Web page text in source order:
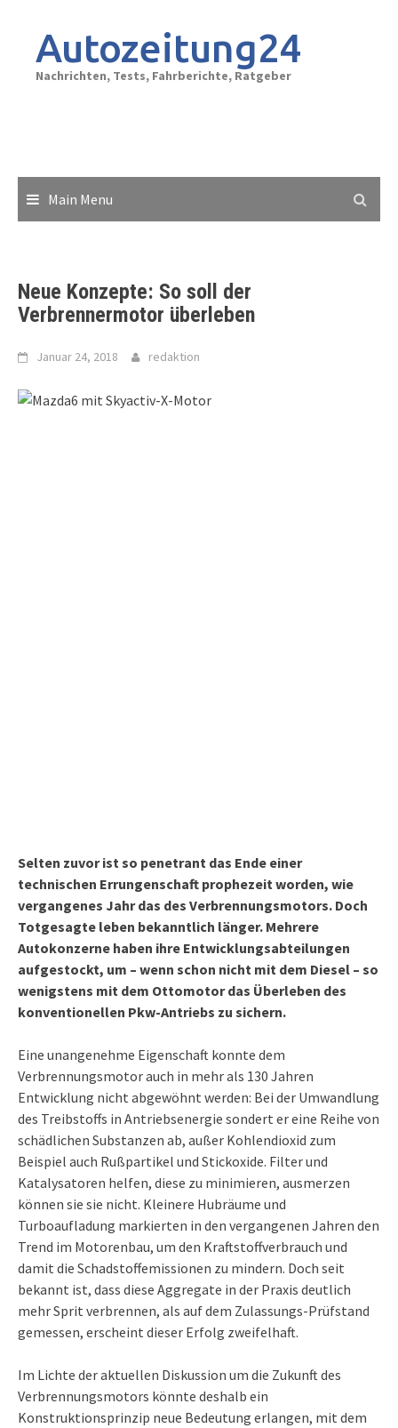
contentAutozeitung24
Nachrichten, Tests, Fahrberichte, Ratgeber
Main Menu
Neue Konzepte: So soll der
Verbrennermotor überleben
Januar 24, 2018 redaktion
Selten zuvor ist so penetrant das Ende einer
technischen Errungenschaft prophezeit worden, wie
vergangenes Jahr das des Verbrennungsmotors. Doch
Totgesagte leben bekanntlich länger. Mehrere
Autokonzerne haben ihre Entwicklungsabteilungen
aufgestockt, um – wenn schon nicht mit dem Diesel – so
wenigstens mit dem Ottomotor das Überleben des
konventionellen Pkw-Antriebs zu sichern.
Eine unangenehme Eigenschaft konnte dem
Verbrennungsmotor auch in mehr als 130 Jahren
Entwicklung nicht abgewöhnt werden: Bei der Umwandlung
des Treibstoffs in Antriebsenergie sondert er eine Reihe von
schädlichen Substanzen ab, außer Kohlendioxid zum
Beispiel auch Rußpartikel und Stickoxide. Filter und
Katalysatoren helfen, diese zu minimieren, ausmerzen
können sie sie nicht. Kleinere Hubräume und
Turboaufladung markierten in den vergangenen Jahren den
Trend im Motorenbau, um den Kraftstoffverbrauch und
damit die Schadstoffemissionen zu mindern. Doch seit
bekannt ist, dass diese Aggregate in der Praxis deutlich
mehr Sprit verbrennen, als auf dem Zulassungs-Prüfstand
gemessen, erscheint dieser Erfolg zweifelhaft.
Im Lichte der aktuellen Diskussion um die Zukunft des
Verbrennungsmotors könnte deshalb ein
Konstruktionsprinzip neue Bedeutung erlangen, mit dem